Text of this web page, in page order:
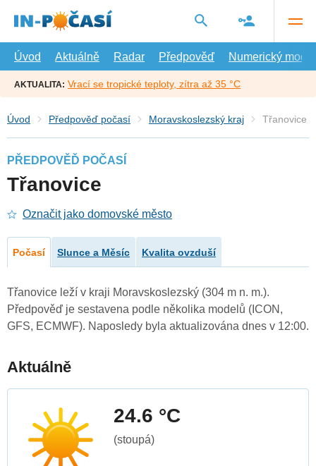
hlavní
Úvod
Aktuálně Radar Předpověď Numerický model
AKTUALITA: Vrací se tropické teploty, zítra až 35 °C
Úvod Předpověď počasí Moravskoslezský kraj Třanovice
PŘEDPOVĚĎ POČASÍ
Třanovice
Označit jako domovské město
Počasí Slunce a Měsíc Kvalita ovzduší
Třanovice leží v kraji Moravskoslezský (304 m n. m.).
Předpověď je sestavena podle několika modelů (ICON,
GFS, ECMWF). Naposledy byla aktualizována dnes v 12:00.
Aktuálně
24.6 °C
(stoupá)